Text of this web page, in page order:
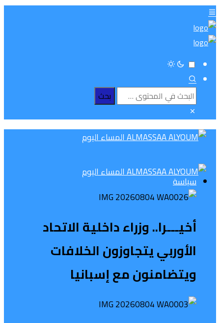
سياسة
أخيـــرا.. وزراء داخلية الاتحاد
الأوربي يتجاوزون الخلافات
ويتضامنون مع إسبانيا